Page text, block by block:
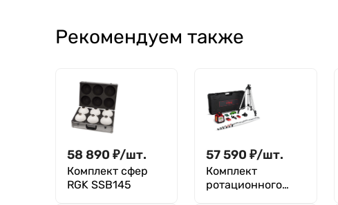
Рекомендуем также
58 890 ₽/шт.
Комплект сфер
RGK SSB145
57 590 ₽/шт.
Комплект
ротационного